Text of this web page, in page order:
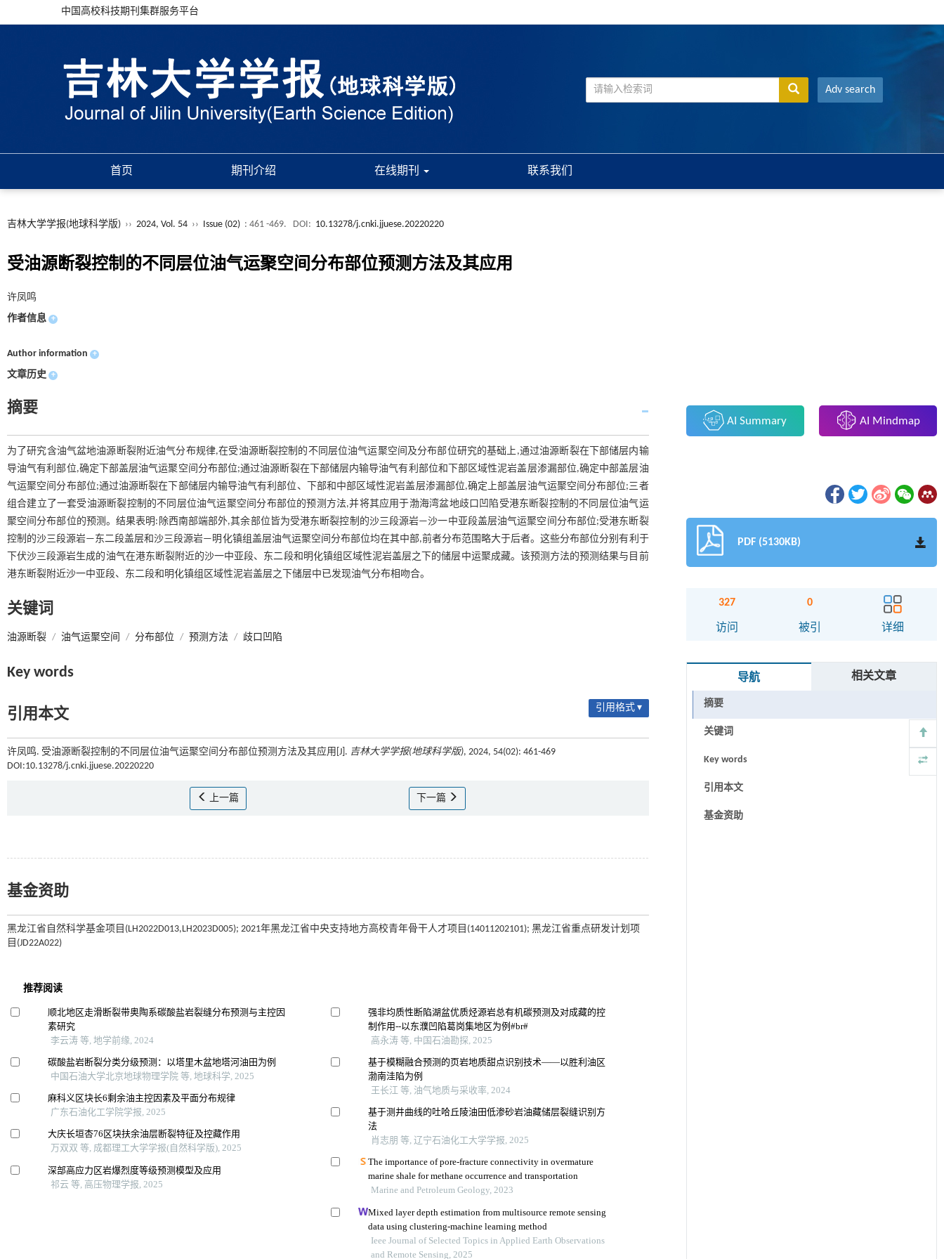
中国高校科技期刊集群服务平台
Adv search
首页 期刊介绍 在线期刊 联系我们
吉林大学学报(地球科学版) ›› 2024, Vol. 54 ›› Issue (02) : 461 -469. DOI: 10.13278/j.cnki.jjuese.20220220
受油源断裂控制的不同层位油气运聚空间分布部位预测方法及其应用
许凤鸣
作者信息 +
Author information +
文章历史 +
摘要
为了研究含油气盆地油源断裂附近油气分布规律,在受油源断裂控制的不同层位油气运聚空间及分布部位研究的基础上,通过油源断裂在下部储层内输
导油气有利部位,确定下部盖层油气运聚空间分布部位;通过油源断裂在下部储层内输导油气有利部位和下部区域性泥岩盖层渗漏部位,确定中部盖层油
气运聚空间分布部位;通过油源断裂在下部储层内输导油气有利部位、下部和中部区域性泥岩盖层渗漏部位,确定上部盖层油气运聚空间分布部位;三者
组合建立了一套受油源断裂控制的不同层位油气运聚空间分布部位的预测方法,并将其应用于渤海湾盆地歧口凹陷受港东断裂控制的不同层位油气运
聚空间分布部位的预测。结果表明:除西南部端部外,其余部位皆为受港东断裂控制的沙三段源岩—沙一中亚段盖层油气运聚空间分布部位;受港东断裂
控制的沙三段源岩—东二段盖层和沙三段源岩—明化镇组盖层油气运聚空间分布部位均在其中部,前者分布范围略大于后者。这些分布部位分别有利于
下伏沙三段源岩生成的油气在港东断裂附近的沙一中亚段、东二段和明化镇组区域性泥岩盖层之下的储层中运聚成藏。该预测方法的预测结果与目前
港东断裂附近沙一中亚段、东二段和明化镇组区域性泥岩盖层之下储层中已发现油气分布相吻合。
关键词
油源断裂 / 油气运聚空间 / 分布部位 / 预测方法 / 歧口凹陷
Key words
引用本文 引用格式 ▾
许凤鸣. 受油源断裂控制的不同层位油气运聚空间分布部位预测方法及其应用[J]. 吉林大学学报(地球科学版), 2024, 54(02): 461-469
DOI:10.13278/j.cnki.jjuese.20220220
上一篇 下一篇
基金资助
黑龙江省自然科学基金项目(LH2022D013,LH2023D005); 2021年黑龙江省中央支持地方高校青年骨干人才项目(14011202101); 黑龙江省重点研发计划项
目(JD22A022)
AI Summary AI Mindmap
PDF (5130KB)
327
访问
0
被引 详细
导航 相关文章
摘要
关键词
Key words
引用本文
基金资助